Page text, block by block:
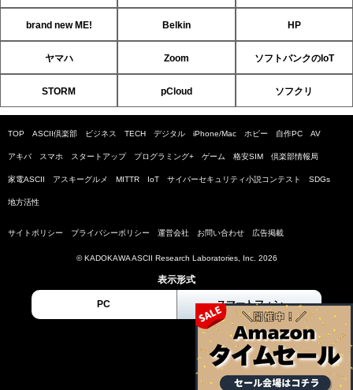
brand new ME! Belkin HP
ヤマハ Zoom ソフトバンクのIoT
STORM pCloud ソフクリ
TOP ASCII倶楽部 ビジネス TECH デジタル iPhone/Mac ホビー 自作PC AV
アキバ スマホ スタートアップ プログラミング+ ゲーム 格安SIM 倶楽部情報局
家電ASCII アスキーグルメ MITTR IoT サイバーセキュリティ小説コンテスト SDGs
地方活性
サイトポリシー プライバシーポリシー 運営会社 お問い合わせ 広告掲載
© KADOKAWA ASCII Research Laboratories, Inc. 2026
表示形式
PC スマートフォン